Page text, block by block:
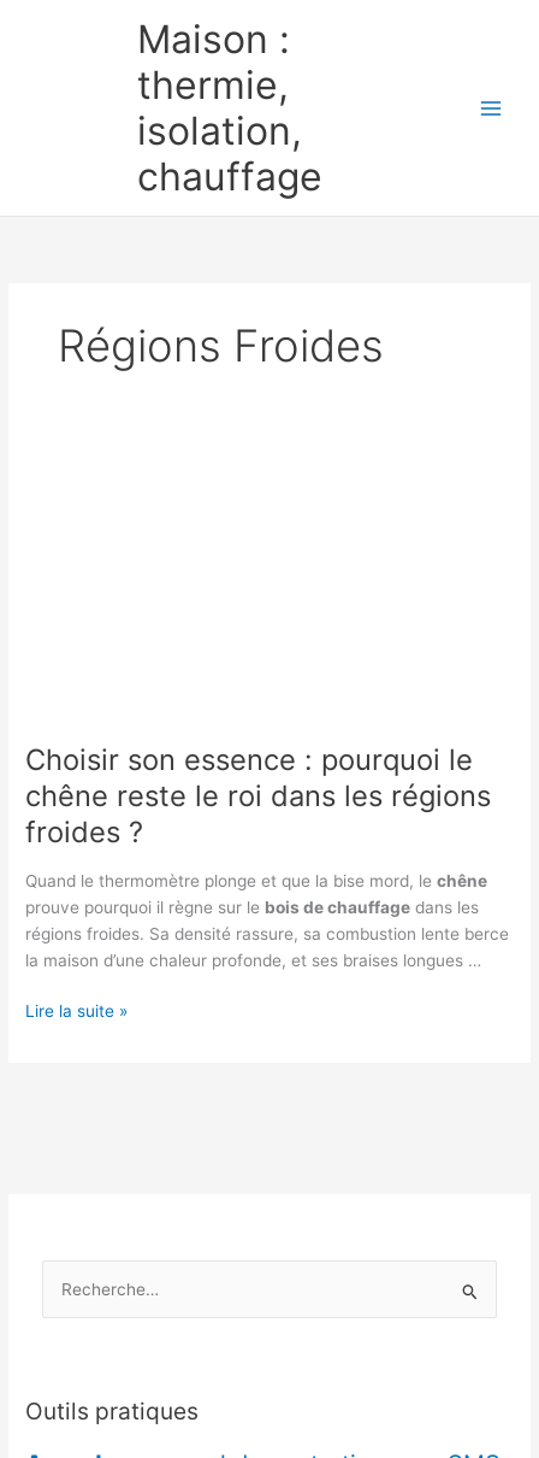
Maison :
thermie,
isolation,
chauffage
Régions Froides
Choisir son essence : pourquoi le
chêne reste le roi dans les régions
froides ?
Quand le thermomètre plonge et que la bise mord, lechêne
prouve pourquoi il règne sur le bois de chauffage dans les
régions froides. Sa densité rassure, sa combustion lente berce
la maison d’une chaleur profonde, et ses braises longues …
Choisir
Lire la suite »
e
Outils pratiques